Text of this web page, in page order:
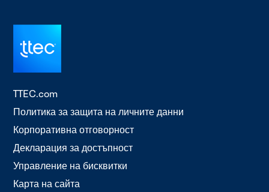
TTEC.com
Политика за защита на личните данни
Корпоративна отговорност
Декларация за достъпност
Управление на бисквитки
Карта на сайта